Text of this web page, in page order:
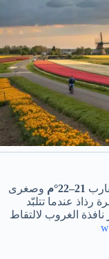
21–22°م
وصغرى
عندما تتلبّد
الغروب لالتقاط